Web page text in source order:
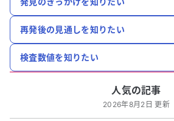
再発後の見通しを知りたい
検査数値を知りたい
人気の記事
2026年8月2日 更新